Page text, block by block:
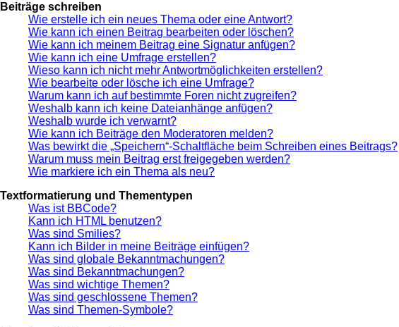
Beiträge schreiben
Wie erstelle ich ein neues Thema oder eine Antwort?
Wie kann ich einen Beitrag bearbeiten oder löschen?
Wie kann ich meinem Beitrag eine Signatur anfügen?
Wie kann ich eine Umfrage erstellen?
Wieso kann ich nicht mehr Antwortmöglichkeiten erstellen?
Wie bearbeite oder lösche ich eine Umfrage?
Warum kann ich auf bestimmte Foren nicht zugreifen?
Weshalb kann ich keine Dateianhänge anfügen?
Weshalb wurde ich verwarnt?
Wie kann ich Beiträge den Moderatoren melden?
Was bewirkt die „Speichern“-Schaltfläche beim Schreiben eines Beitrags?
Warum muss mein Beitrag erst freigegeben werden?
Wie markiere ich ein Thema als neu?
Textformatierung und Thementypen
Was ist BBCode?
Kann ich HTML benutzen?
Was sind Smilies?
Kann ich Bilder in meine Beiträge einfügen?
Was sind globale Bekanntmachungen?
Was sind Bekanntmachungen?
Was sind wichtige Themen?
Was sind geschlossene Themen?
Was sind Themen-Symbole?